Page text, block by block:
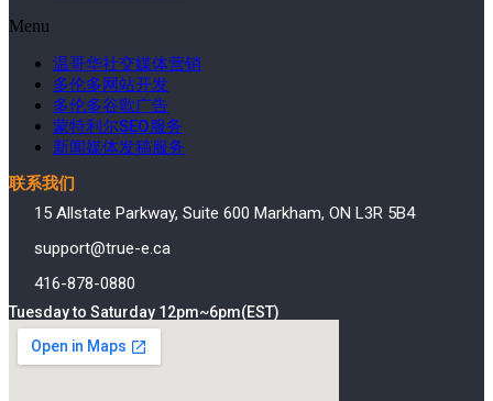
Menu
温哥华社交媒体营销
多伦多网站开发
多伦多谷歌广告
蒙特利尔SEO服务
新闻媒体发稿服务
联系我们
15 Allstate Parkway, Suite 600 Markham, ON L3R 5B4
support@true-e.ca
416-878-0880
Tuesday to Saturday 12pm~6pm(EST)